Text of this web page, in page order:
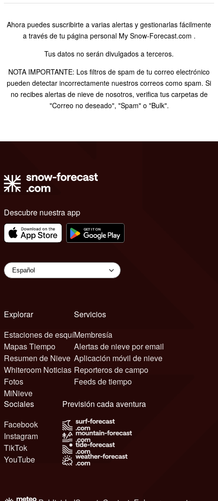
Ahora puedes suscribirte a varias alertas y gestionarlas fácilmente
a través de tu página personal My Snow-Forecast.com .
Tus datos no serán divulgados a terceros.
NOTA IMPORTANTE: Los filtros de spam de tu correo electrónico
pueden detectar incorrectamente nuestros correos como spam. Si
no recibes alertas de nieve de nosotros, verifica tus carpetas de
"Correo no deseado", "Spam" o "Bulk".
Descubre nuestra app
Explorar
Estaciones de esquí
Mapas Tiempo
Resumen de Nieve
Whiteroom Noticias
Fotos
MiNieve
Servicios
Membresía
Alertas de nieve por email
Aplicación móvil de nieve
Reporteros de campo
Feeds de tiempo
Sociales
Facebook
Instagram
TikTok
YouTube
Previsión cada aventura